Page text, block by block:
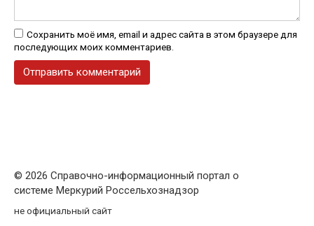
Сохранить моё имя, email и адрес сайта в этом браузере для
последующих моих комментариев.
© 2026 Справочно-информационный портал о
системе Меркурий Россельхознадзор
не официальный сайт